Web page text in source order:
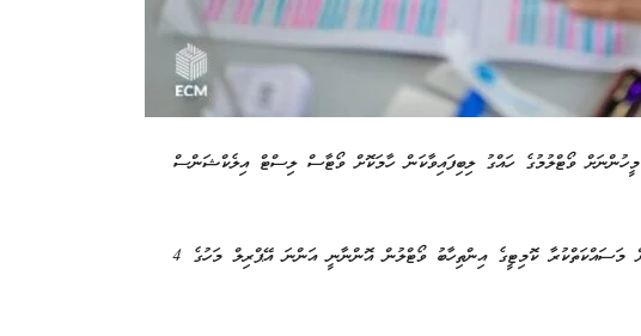
ކުރިޔަށް އޮތް ލޯކަލް ކައުންސިލް އިންތިހާބުގައި 294،937 މީހުންނަށް ވޯޓްލުމުގެ ހައްގު ލިބިފައިވާކަން ހާމަކޮށް ވޯޓާސް ލިސްޓް އިލެކްޝަންސް
ލޯކަލް ކައުންސިލްތަކުގެ އިންތިހާބާއި އަންހެނުންގެ ތަރައްޤީއަށް މަސައްކަތްކުރާ ކޮމިޓީގެ އިންތިހާބު ވޯޓްލުން އޮންނާނީ އަންނަ އޭޕްރިލް މަހުގެ 4